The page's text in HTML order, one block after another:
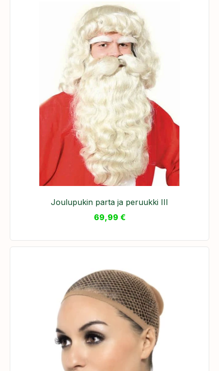
Joulupukin parta ja peruukki III
69,99 €